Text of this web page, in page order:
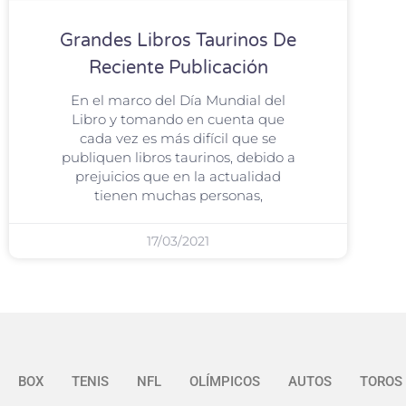
Grandes Libros Taurinos De
Reciente Publicación
En el marco del Día Mundial del
Libro y tomando en cuenta que
cada vez es más difícil que se
publiquen libros taurinos, debido a
prejuicios que en la actualidad
tienen muchas personas,
17/03/2021
BOX TENIS NFL OLÍMPICOS AUTOS TOROS